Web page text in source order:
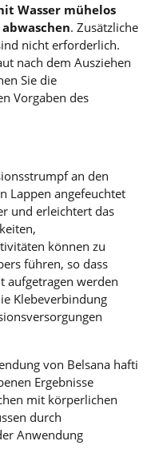
Wasser mühelos
. Zusätzliche
nicht erforderlich.
nach dem Ausziehen
Sie die
Vorgaben des
an den
Lappen angefeuchtet
und erleichtert das
können zu
führen, so dass
aufgetragen werden
Klebeverbindung
von Belsana hafti
Ergebnisse
mit körperlichen
durch
Anwendung